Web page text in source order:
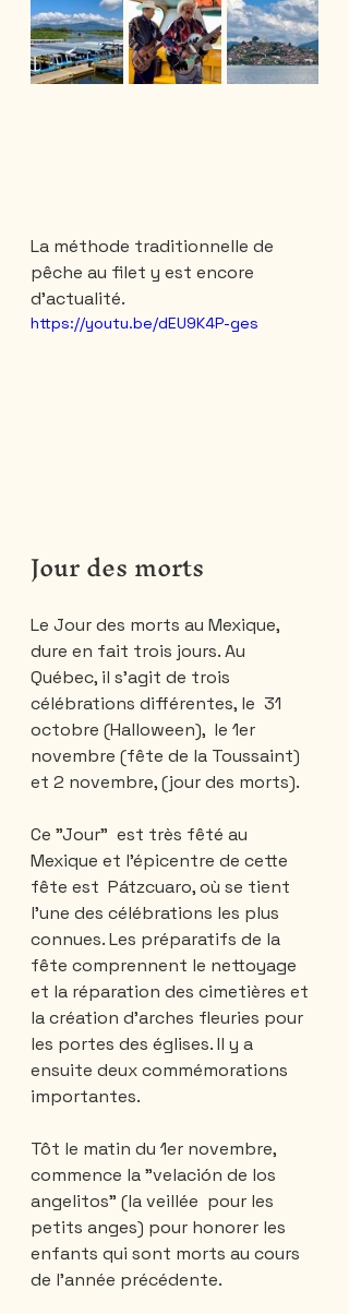
La méthode traditionnelle de
pêche au filet y est encore
d'actualité.
https://youtu.be/dEU9K4P-ges
Jour des morts
Le Jour des morts au Mexique,
dure en fait trois jours. Au
Québec, il s'agit de trois
célébrations différentes, le  31
octobre (Halloween),  le 1er
novembre (fête de la Toussaint)
et 2 novembre, (jour des morts).
Ce "Jour"  est très fêté au
Mexique et l’épicentre de cette
fête est  Pátzcuaro, où se tient
l'une des célébrations les plus
connues. Les préparatifs de la
fête comprennent le nettoyage
et la réparation des cimetières et
la création d'arches fleuries pour
les portes des églises. Il y a
ensuite deux commémorations
importantes.
Tôt le matin du 1er novembre,
commence la "velación de los
angelitos" (la veillée  pour les
petits anges) pour honorer les
enfants qui sont morts au cours
de l'année précédente.